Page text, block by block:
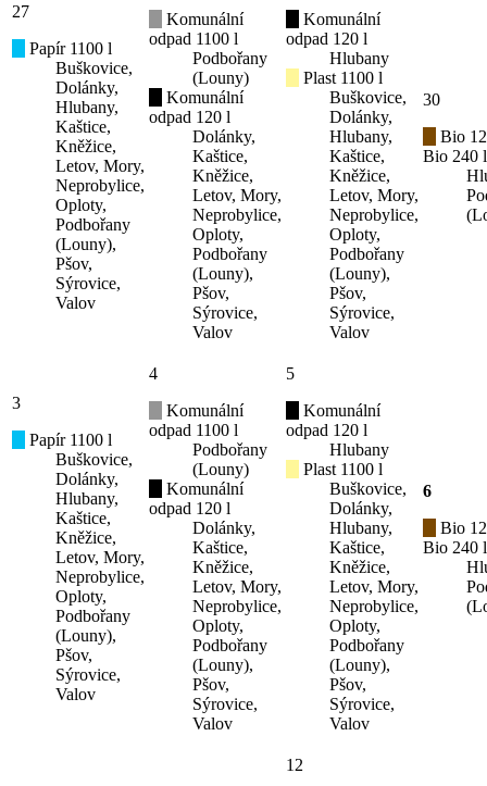
27
Papír 1100 l
Buškovice,
Dolánky,
Hlubany,
Kaštice,
Kněžice,
Letov, Mory,
Neprobylice,
Oploty,
Podbořany
(Louny),
Pšov,
Sýrovice,
Valov
Komunální
odpad 1100 l
Podbořany
(Louny)
Komunální
odpad 120 l
Dolánky,
Kaštice,
Kněžice,
Letov, Mory,
Neprobylice,
Oploty,
Podbořany
(Louny),
Pšov,
Sýrovice,
Valov
Komunální
odpad 120 l
Hlubany
Plast 1100 l
Buškovice,
Dolánky,
Hlubany,
Kaštice,
Kněžice,
Letov, Mory,
Neprobylice,
Oploty,
Podbořany
(Louny),
Pšov,
Sýrovice,
Valov
30
Bio
Bio 240 l
3
Papír 1100 l
Buškovice,
Dolánky,
Hlubany,
Kaštice,
Kněžice,
Letov, Mory,
Neprobylice,
Oploty,
Podbořany
(Louny),
Pšov,
Sýrovice,
Valov
4
Komunální
odpad 1100 l
Podbořany
(Louny)
Komunální
odpad 120 l
Dolánky,
Kaštice,
Kněžice,
Letov, Mory,
Neprobylice,
Oploty,
Podbořany
(Louny),
Pšov,
Sýrovice,
Valov
5
Komunální
odpad 120 l
Hlubany
Plast 1100 l
Buškovice,
Dolánky,
Hlubany,
Kaštice,
Kněžice,
Letov, Mory,
Neprobylice,
Oploty,
Podbořany
(Louny),
Pšov,
Sýrovice,
Valov
6
Bio
Bio 240 l
12